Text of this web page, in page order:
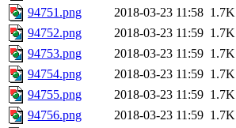
94751.png
2018-03-23 11:58 1.7K
94752.png
2018-03-23 11:59 1.7K
94753.png
2018-03-23 11:59 1.7K
94754.png
2018-03-23 11:59 1.7K
94755.png
2018-03-23 11:59 1.7K
94756.png
2018-03-23 11:59 1.7K